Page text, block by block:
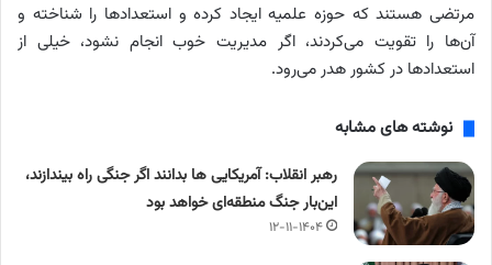
مرتضی هستند که حوزه علمیه ایجاد کرده و استعدادها را شناخته و
آن‌ها را تقویت می‌کردند، اگر مدیریت خوب انجام نشود، خیلی از
استعدادها در کشور هدر می‌رود.
نوشته های مشابه
رهبر انقلاب: آمریکایی ها بدانند اگر جنگی راه بیندازند،
این‌بار جنگ منطقه‌ای خواهد بود
۱۲-۱۱-۱۴۰۴